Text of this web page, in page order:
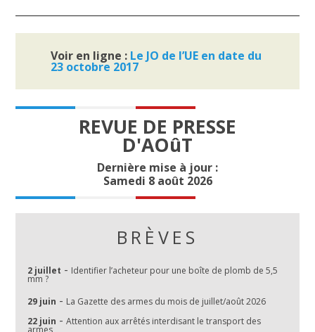
Voir en ligne : Le JO de l’UE en date du
23 octobre 2017
REVUE DE PRESSE
D'AOûT
Dernière mise à jour :
Samedi 8 août 2026
BRÈVES
2 juillet - Identifier l’acheteur pour une boîte de plomb de 5,5
mm ?
29 juin - La Gazette des armes du mois de juillet/août 2026
22 juin -Attention aux arrêtés interdisant le transport des